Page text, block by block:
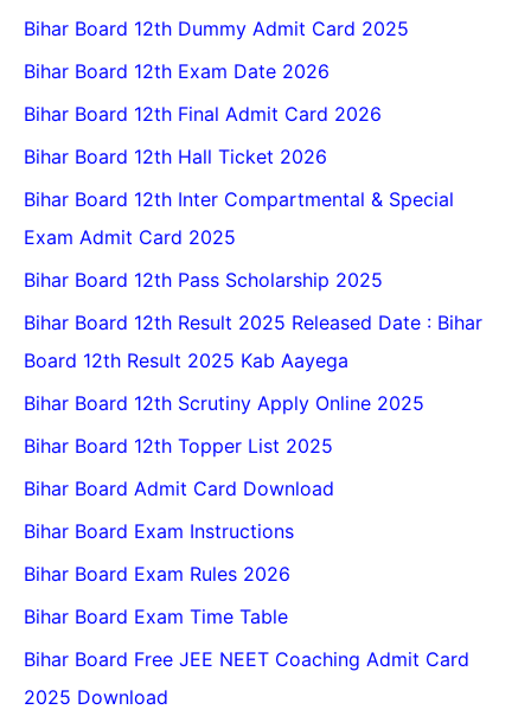
Bihar Board 12th Dummy Admit Card 2025
Bihar Board 12th Exam Date 2026
Bihar Board 12th Final Admit Card 2026
Bihar Board 12th Hall Ticket 2026
Bihar Board 12th Inter Compartmental & Special
Exam Admit Card 2025
Bihar Board 12th Pass Scholarship 2025
Bihar Board 12th Result 2025 Released Date : Bihar
Board 12th Result 2025 Kab Aayega
Bihar Board 12th Scrutiny Apply Online 2025
Bihar Board 12th Topper List 2025
Bihar Board Admit Card Download
Bihar Board Exam Instructions
Bihar Board Exam Rules 2026
Bihar Board Exam Time Table
Bihar Board Free JEE NEET Coaching Admit Card
2025 Download